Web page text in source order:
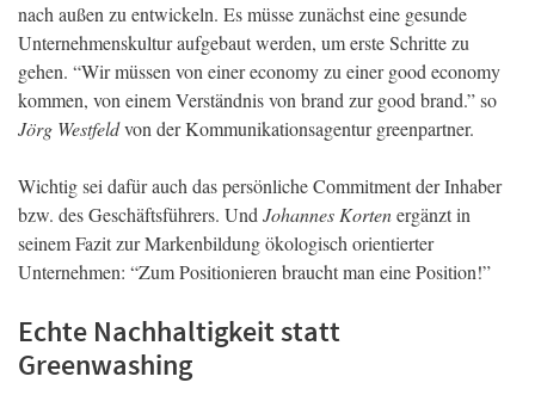
nach außen zu entwickeln. Es müsse zunächst eine gesunde
Unternehmenskultur aufgebaut werden, um erste Schritte zu
gehen. “Wir müssen von einer economy zu einer good economy
kommen, von einem Verständnis von brand zur good brand.” so
Jörg Westfeldvon der Kommunikationsagentur greenpartner.
Wichtig sei dafür auch das persönliche Commitment der Inhaber
bzw. des Geschäftsführers. Und Johannes Kortenergänzt in
seinem Fazit zur Markenbildung ökologisch orientierter
Unternehmen: “Zum Positionieren braucht man eine Position!”
Echte Nachhaltigkeit statt
Greenwashing